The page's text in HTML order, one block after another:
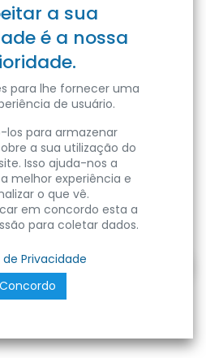
Espuma
12mm
a sua
é a nossa
para lhe fornecer uma
de usuário.
los para armazenar
a sua utilização do
Isso ajuda-nos a
melhor experiência e
o que vê.
em concordo esta a
para coletar dados.
Privacidade
Concordo